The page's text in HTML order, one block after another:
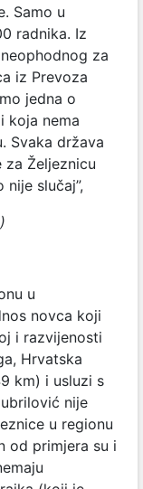
Samo u
radnika. Iz
za
iz Prevoza
jedna o
koja nema
Svaka država
Željeznicu
slučaj”,
u
novca koji
i razvijenosti
Hrvatska
km) i usluzi s
nije
u regionu
od primjera su i